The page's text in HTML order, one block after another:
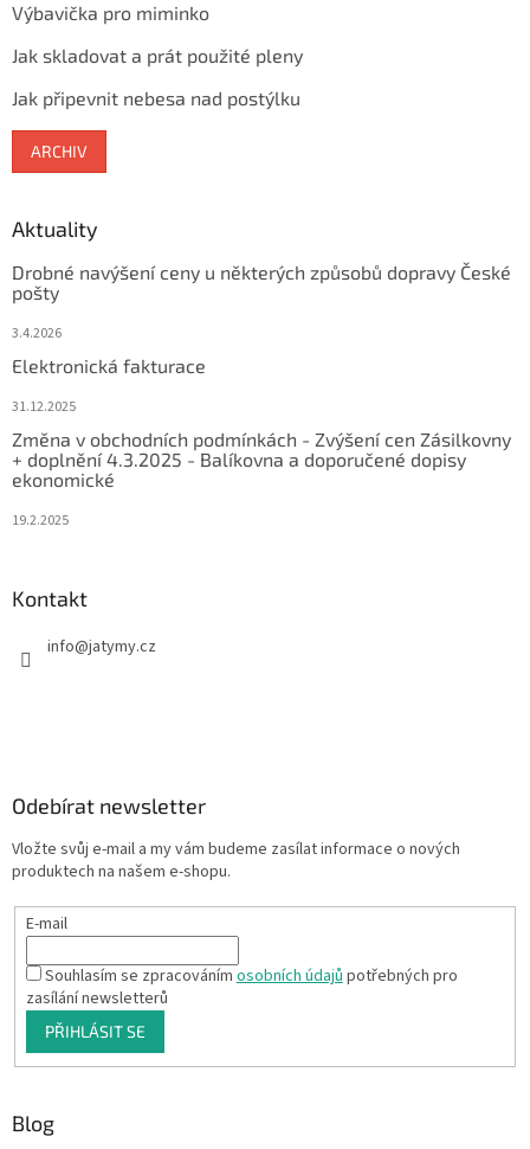
Výbavička pro miminko
Jak skladovat a prát použité pleny
Jak připevnit nebesa nad postýlku
ARCHIV
Aktuality
Drobné navýšení ceny u některých způsobů dopravy České
pošty
3.4.2026
Elektronická fakturace
31.12.2025
Změna v obchodních podmínkách - Zvýšení cen Zásilkovny
+ doplnění 4.3.2025 - Balíkovna a doporučené dopisy
ekonomické
19.2.2025
Kontakt
info@jatymy.cz
Odebírat newsletter
Vložte svůj e-mail a my vám budeme zasílat informace o nových
produktech na našem e-shopu.
E-mail
Souhlasím se zpracovánímosobních údajůpotřebných pro
zasílání newsletterů
PŘIHLÁSIT SE
Blog